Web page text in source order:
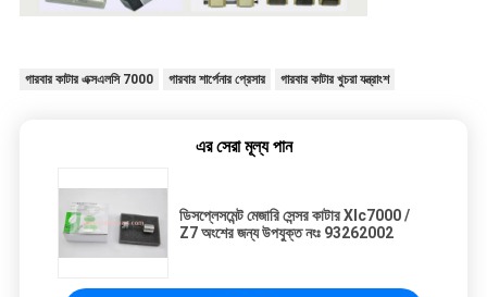
গারবার কাটার এক্সএলসি 7000 গারবার শার্পেনার প্রেসার গারবার কাটার খুচরা যন্ত্রাংশ
এর সেরা মূল্য পান
ডিসপ্লেসমেন্ট মেজারি সেন্সর কাটার Xlc7000 /
Z7 অংশের জন্য উপযুক্ত নংঃ 93262002